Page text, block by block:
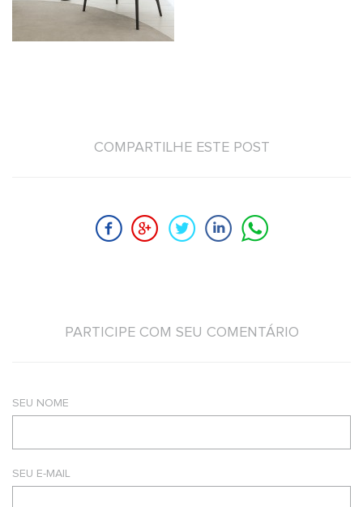
COMPARTILHE ESTE POST
PARTICIPE COM SEU COMENTÁRIO
SEU NOME
SEU E-MAIL